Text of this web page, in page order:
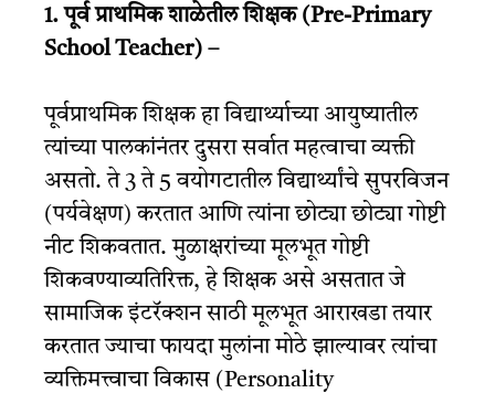
1. पूर्व प्राथमिक शाळेतील शिक्षक (Pre-Primary
School Teacher) –
पूर्वप्राथमिक शिक्षक हा विद्यार्थ्याच्या आयुष्यातील
त्यांच्या पालकांनंतर दुसरा सर्वात महत्वाचा व्यक्ती
असतो. ते 3 ते 5 वयोगटातील विद्यार्थ्यांचे सुपरविजन
(पर्यवेक्षण) करतात आणि त्यांना छोट्या छोट्या गोष्टी
नीट शिकवतात. मुळाक्षरांच्या मूलभूत गोष्टी
शिकवण्याव्यतिरिक्त, हे शिक्षक असे असतात जे
सामाजिक इंटरॅक्शन साठी मूलभूत आराखडा तयार
करतात ज्याचा फायदा मुलांना मोठे झाल्यावर त्यांचा
व्यक्तिमत्त्वाचा विकास (Personality